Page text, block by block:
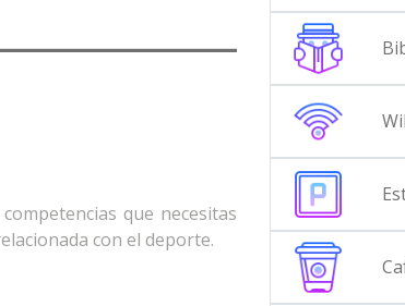
que necesitas
con el deporte.